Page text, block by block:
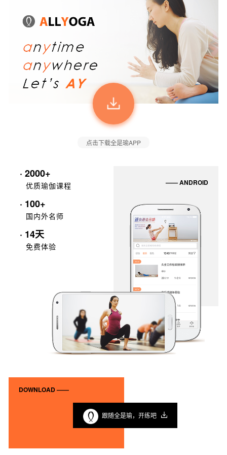
点击下载全是瑜APP
· 2000+
优质瑜伽课程
· 100+
国内外名师
· 14天
免费体验
—— ANDROID
DOWNLOAD ——
跟随全是瑜，开练吧